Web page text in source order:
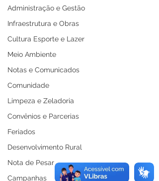
Administração e Gestão
Infraestrutura e Obras
Cultura Esporte e Lazer
Meio Ambiente
Notas e Comunicados
Comunidade
Limpeza e Zeladoria
Convênios e Parcerias
Feriados
Desenvolvimento Rural
Nota de Pesar
Campanhas